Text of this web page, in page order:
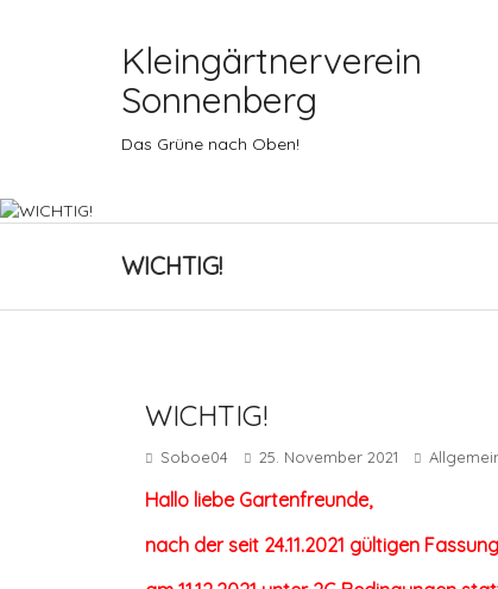
Kleingärtnerverein
Sonnenberg
Das Grüne nach Oben!
WICHTIG!
WICHTIG!
Soboe04 25. November 2021
Hallo liebe Gartenfreunde,
nach der seit 24.11.2021 gültigen